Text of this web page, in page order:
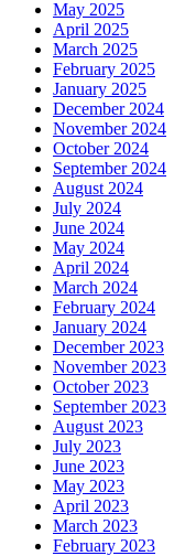
May 2025
April 2025
March 2025
February 2025
January 2025
December 2024
November 2024
October 2024
September 2024
August 2024
July 2024
June 2024
May 2024
April 2024
March 2024
February 2024
January 2024
December 2023
November 2023
October 2023
September 2023
August 2023
July 2023
June 2023
May 2023
April 2023
March 2023
February 2023